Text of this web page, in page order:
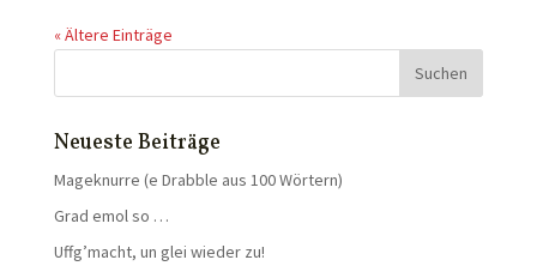
« Ältere Einträge
Neueste Beiträge
Mageknurre (e Drabble aus 100 Wörtern)
Grad emol so …
Uffg’macht, un glei wieder zu!